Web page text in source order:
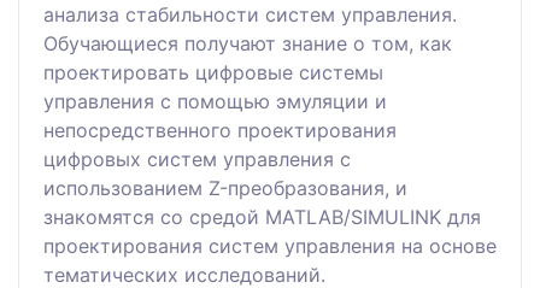
анализа стабильности систем управления.
Обучающиеся получают знание о том, как
проектировать цифровые системы
управления с помощью эмуляции и
непосредственного проектирования
цифровых систем управления с
использованием Z-преобразования, и
знакомятся со средой MATLAB/SIMULINK для
проектирования систем управления на основе
тематических исследований.